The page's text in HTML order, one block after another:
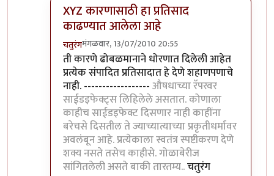
XYZ कारणासाठी हा प्रतिसाद
काढण्यात आलेला आहे
चतुरंगमंगळवार, 13/07/2010 20:55
In reply toसहमत आहेbyलंबूटांग
ती कारणे ढोबळमानाने धोरणात दिलेली आहेत
प्रत्येक संपादित प्रतिसादात हे देणे शहाणपणाचे
नाही. ------------------औषधाच्या रॅपरवर
साईडइफेक्ट्स लिहिलेले असतात. कोणाला
काहीच साईडइफेक्ट दिसणार नाही काहींना
बरेचसे दिसतील ते ज्याच्यात्याच्या प्रकृतीधर्मावर
अवलंबून आहे. प्रत्येकाला स्वतंत्र स्पष्टीकरण देणे
शक्य नसते तसेच काहीसे. गोळाबेरीज
सांगितलेली असते बाकी तारतम्य..चतुरंग